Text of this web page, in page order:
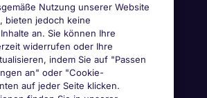
Nutzung unserer Website
bieten jedoch keine
an. Sie können Ihre
widerrufen oder Ihre
indem Sie auf "Passen
an" oder "Cookie-
auf jeder Seite klicken.